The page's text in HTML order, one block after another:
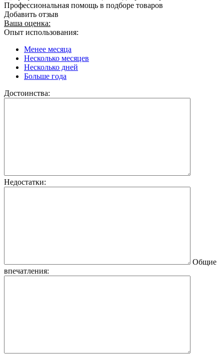
Профессиональная помощь в подборе товаров
Добавить отзыв
Ваша оценка:
Опыт использования:
Менее месяца
Несколько месяцев
Несколько дней
Больше года
Достоинства:
Недостатки:
Общие
впечатления: